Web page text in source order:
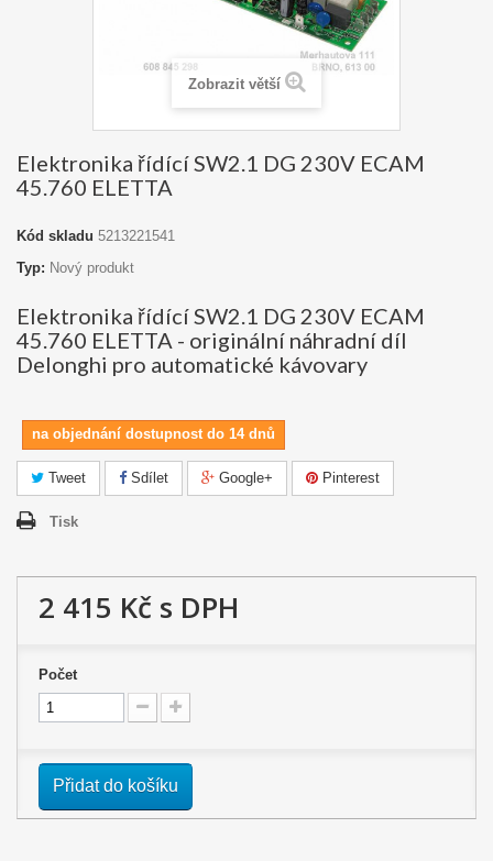
Zobrazit větší
Elektronika řídící SW2.1 DG 230V ECAM
45.760 ELETTA
Kód skladu 5213221541
Typ: Nový produkt
Elektronika řídící SW2.1 DG 230V ECAM
45.760 ELETTA - originální náhradní díl
Delonghi pro automatické kávovary
na objednání dostupnost do 14 dnů
Tweet Sdílet Google+ Pinterest
Tisk
2 415 Kč s DPH
Počet
Přidat do košíku